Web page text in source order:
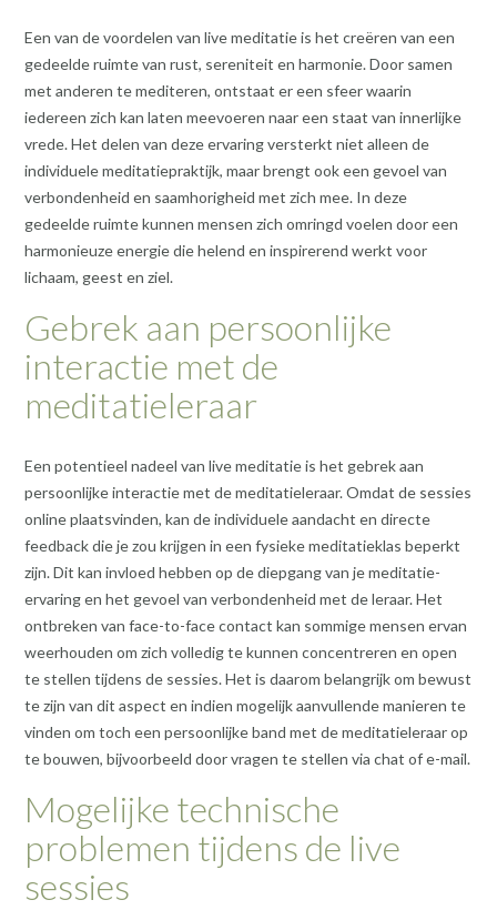
Een van de voordelen van live meditatie is het creëren van een
gedeelde ruimte van rust, sereniteit en harmonie. Door samen
met anderen te mediteren, ontstaat er een sfeer waarin
iedereen zich kan laten meevoeren naar een staat van innerlijke
vrede. Het delen van deze ervaring versterkt niet alleen de
individuele meditatiepraktijk, maar brengt ook een gevoel van
verbondenheid en saamhorigheid met zich mee. In deze
gedeelde ruimte kunnen mensen zich omringd voelen door een
harmonieuze energie die helend en inspirerend werkt voor
lichaam, geest en ziel.
Gebrek aan persoonlijke
interactie met de
meditatieleraar
Een potentieel nadeel van live meditatie is het gebrek aan
persoonlijke interactie met de meditatieleraar. Omdat de sessies
online plaatsvinden, kan de individuele aandacht en directe
feedback die je zou krijgen in een fysieke meditatieklas beperkt
zijn. Dit kan invloed hebben op de diepgang van je meditatie-
ervaring en het gevoel van verbondenheid met de leraar. Het
ontbreken van face-to-face contact kan sommige mensen ervan
weerhouden om zich volledig te kunnen concentreren en open
te stellen tijdens de sessies. Het is daarom belangrijk om bewust
te zijn van dit aspect en indien mogelijk aanvullende manieren te
vinden om toch een persoonlijke band met de meditatieleraar op
te bouwen, bijvoorbeeld door vragen te stellen via chat of e-mail.
Mogelijke technische
problemen tijdens de live
sessies